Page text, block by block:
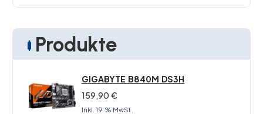
Produkte
GIGABYTE B840M DS3H
159,90 €
Inkl. 19 % MwSt.